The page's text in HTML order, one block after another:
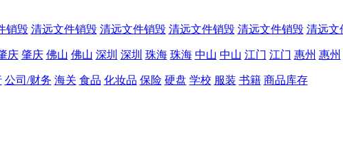
销毁 清远文件销毁 清远文件销毁 清远文件销毁 清远文件销毁 清远文
庆 肇庆 佛山 佛山 深圳 深圳 珠海 珠海 中山 中山 江门 江门 惠州 惠州
公司/财务 海关 食品 化妆品 保险 硬盘 学校 服装 书籍 商品库存